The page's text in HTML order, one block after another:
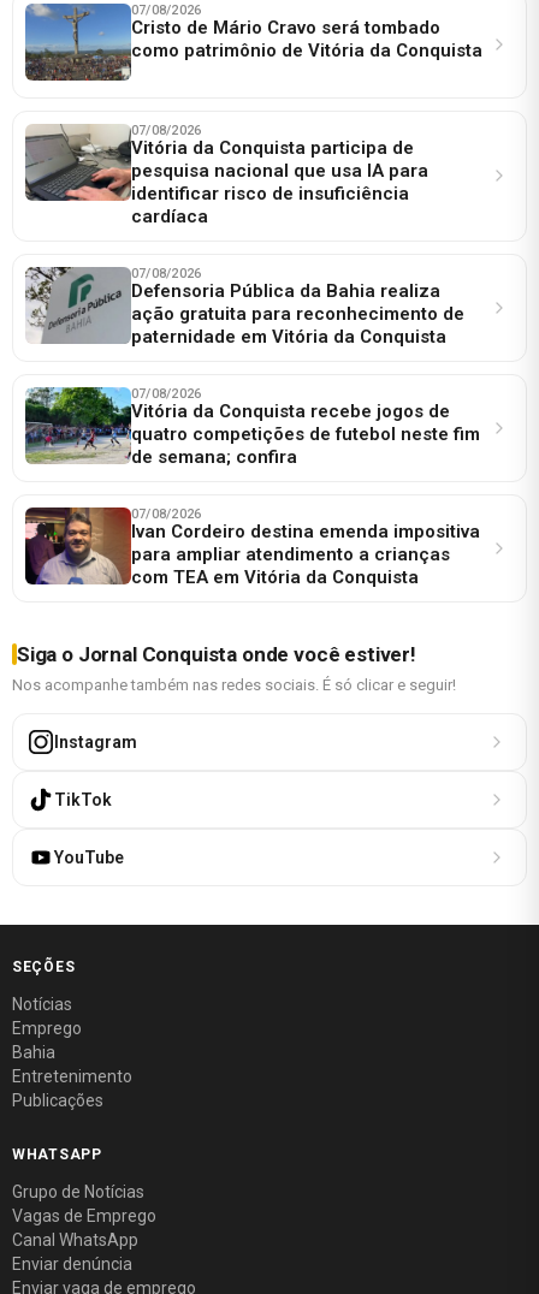
07/08/2026
Cristo de Mário Cravo será tombado
como patrimônio de Vitória da Conquista
07/08/2026
Vitória da Conquista participa de
pesquisa nacional que usa IA para
identificar risco de insuficiência
cardíaca
07/08/2026
Defensoria Pública da Bahia realiza
ação gratuita para reconhecimento de
paternidade em Vitória da Conquista
07/08/2026
Vitória da Conquista recebe jogos de
quatro competições de futebol neste fim
de semana; confira
07/08/2026
Ivan Cordeiro destina emenda impositiva
para ampliar atendimento a crianças
com TEA em Vitória da Conquista
Siga o Jornal Conquista onde você estiver!
Nos acompanhe também nas redes sociais. É só clicar e seguir!
Instagram
TikTok
YouTube
SEÇÕES
Notícias
Emprego
Bahia
Entretenimento
Publicações
WHATSAPP
Grupo de Notícias
Vagas de Emprego
Canal WhatsApp
Enviar denúncia
Enviar vaga de emprego